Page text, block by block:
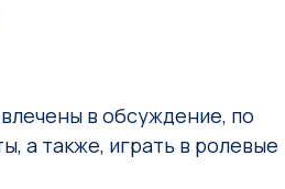
в обсуждение, по
а также, играть в ролевые